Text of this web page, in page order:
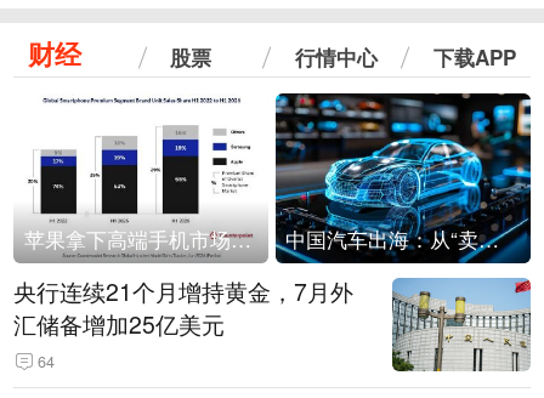
财经 股票 行情中心 下载APP
苹果拿下高端手机市场65%的份额：iPhone 17系列功不可没 中国汽车出海：从“卖出去”到“走进去”
央行连续21个月增持黄金，7月外
汇储备增加25亿美元
64